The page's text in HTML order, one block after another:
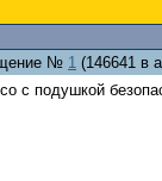
№ 1 (146641 в
с подушкой